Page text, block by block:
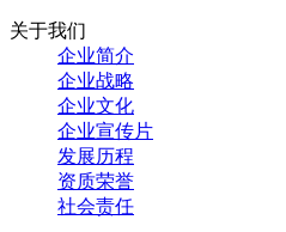
关于我们
企业简介
企业战略
企业文化
企业宣传片
发展历程
资质荣誉
社会责任